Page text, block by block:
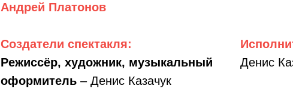
Андрей Платонов
Создатели спектакля:
Режиссёр, художник, музыкальный
оформитель – Денис Казачук
Денис